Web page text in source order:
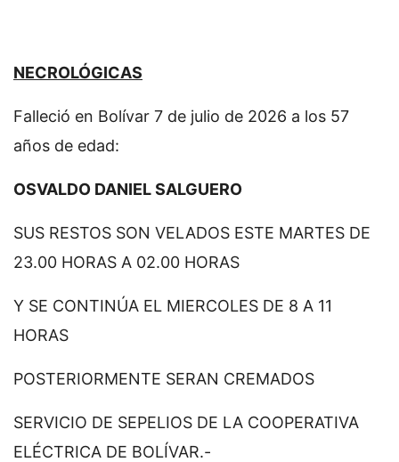
NECROLÓGICAS
Falleció en Bolívar 7 de julio de 2026 a los 57
años de edad:
OSVALDO DANIEL SALGUERO
SUS RESTOS SON VELADOS ESTE MARTES DE
23.00 HORAS A 02.00 HORAS
Y SE CONTINÚA EL MIERCOLES DE 8 A 11
HORAS
POSTERIORMENTE SERAN CREMADOS
SERVICIO DE SEPELIOS DE LA COOPERATIVA
ELÉCTRICA DE BOLÍVAR.-